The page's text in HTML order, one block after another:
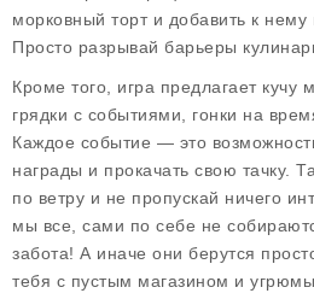
морковный торт и добавить к
Просто разрывай барьеры
Кроме того, игра предлагает кучу
грядки с событиями, гонки на
Каждое событие — это
награды и прокачать свою тачку.
по ветру и не пропускай ничего
мы все, сами по себе не
забота! А иначе они берутся
тебя с пустым магазином и